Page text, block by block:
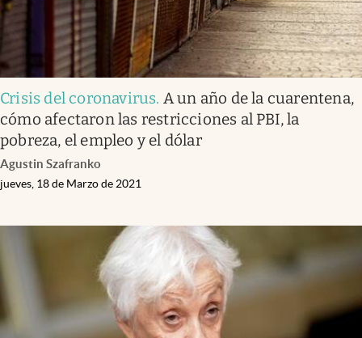
Crisis del coronavirus. A un año de la cuarentena,
cómo afectaron las restricciones al PBI, la
pobreza, el empleo y el dólar
Agustin Szafranko
jueves, 18 de Marzo de 2021